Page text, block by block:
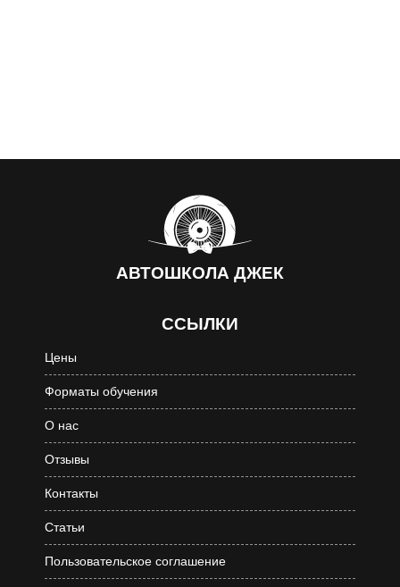
АВТОШКОЛА ДЖЕК
ССЫЛКИ
Цены
Форматы обучения
О нас
Отзывы
Контакты
Статьи
Пользовательское соглашение